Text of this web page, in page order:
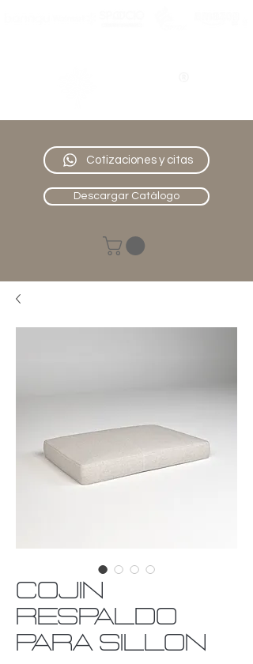
Cotizaciones y citas
Descargar Catálogo
COJIN
RESPALDO
PARA SILLON